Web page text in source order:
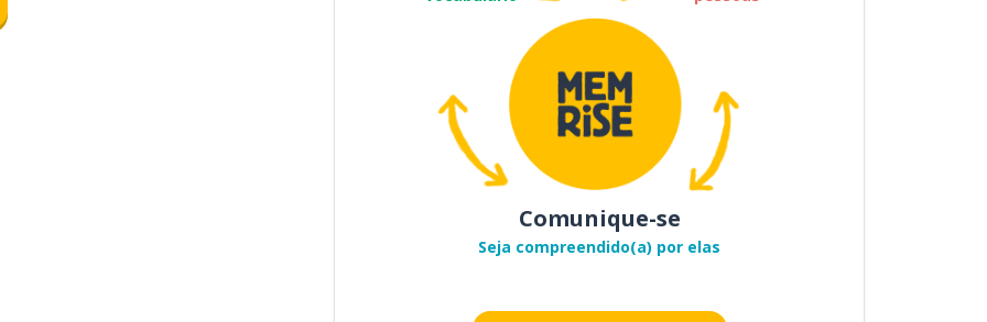
Comunique-se
Seja compreendido(a) por elas